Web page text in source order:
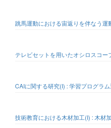
跳馬運動における宙返りを伴なう
テレビセットを用いたオシロスコー
CAIに関する研究(I) : 学習プログラ
技術教育における木材加工(I) : 木材